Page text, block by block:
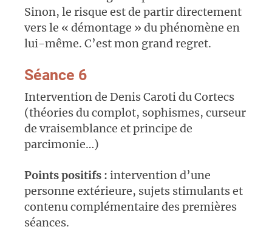
Sinon, le risque est de partir directement
vers le « démontage » du phénomène en
lui-même. C’est mon grand regret.
Séance 6
Intervention de Denis Caroti du Cortecs
(théories du complot, sophismes, curseur
de vraisemblance et principe de
parcimonie…)
Points positifs : intervention d’une
personne extérieure, sujets stimulants et
contenu complémentaire des premières
séances.